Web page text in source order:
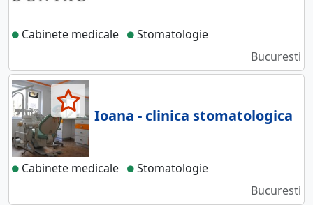
Cabinete medicale
Stomatologie
Bucuresti
Ioana - clinica stomatologica
Cabinete medicale
Stomatologie
Bucuresti